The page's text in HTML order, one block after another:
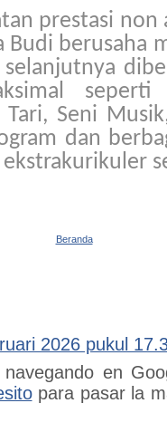
prestasi non
Budi berusaha
seperti
Tari, Seni
dan
Beranda
2026 pukul
en
para pasar la